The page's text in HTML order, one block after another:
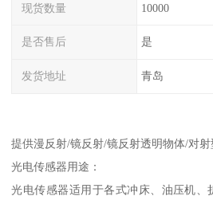
现货数量 10000
是否售后 是
发货地址 青岛
提供漫反射/镜反射/镜反射透明物体/对射
光电传感器用途：
光电传感器适用于各式冲床、油压机、